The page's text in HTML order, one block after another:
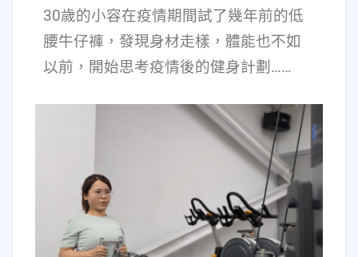
30歲的小容在疫情期間試了幾年前的低
腰牛仔褲，發現身材走樣，體能也不如
以前，開始思考疫情後的健身計劃……